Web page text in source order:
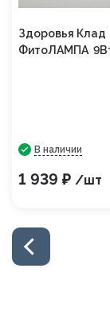
Здоровья Клад
ФитоЛАМПА
В наличии
1 939 ₽ /шт